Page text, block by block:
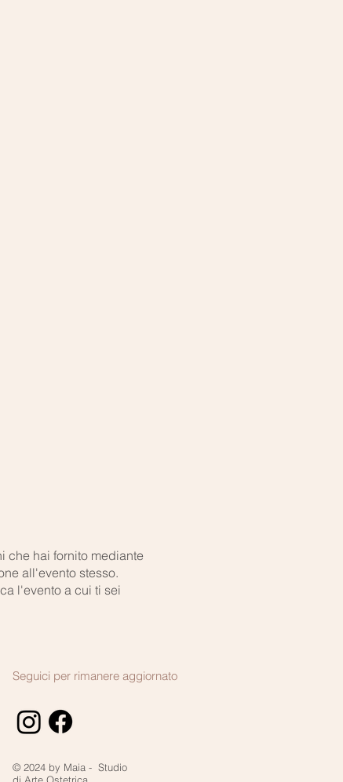
che hai fornito mediante
all'evento stesso.
l'evento a cui ti sei
© 2024 by Maia - Studio
Seguici per rimanere aggiornato